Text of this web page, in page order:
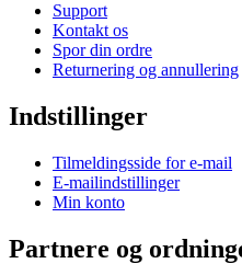
Support
Kontakt os
Spor din ordre
Returnering og annullering
Indstillinger
Tilmeldingsside for e-mail
E-mailindstillinger
Min konto
Partnere og